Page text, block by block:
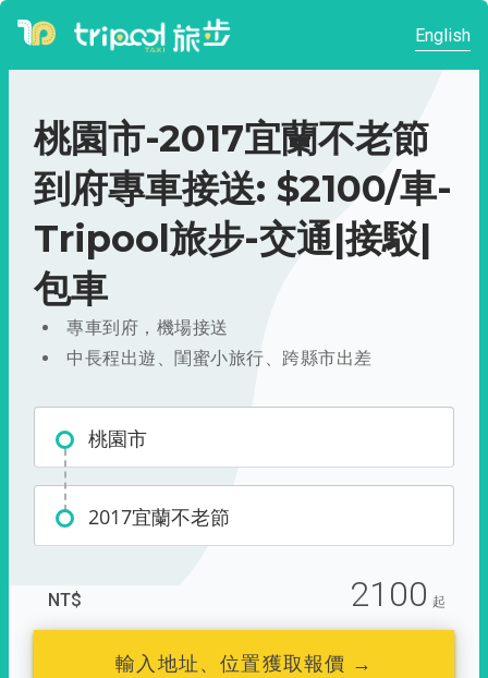
English
桃園市-2017宜蘭不老節
到府專車接送: $2100/車-
Tripool旅步-交通|接駁|
包車
專車到府，機場接送
中長程出遊、閨蜜小旅行、跨縣市出差
桃園市
2017宜蘭不老節
NT$ 2100 起
輸入地址、位置獲取報價 →